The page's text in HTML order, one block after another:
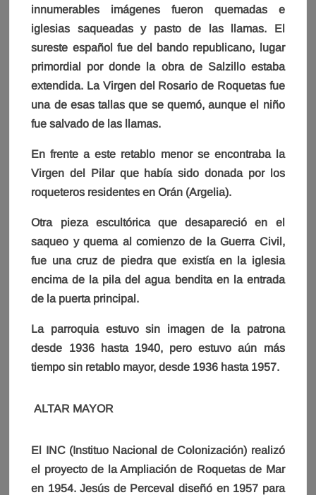
innumerables imágenes fueron quemadas e
iglesias saqueadas y pasto de las llamas. El
sureste español fue del bando republicano, lugar
primordial por donde la obra de Salzillo estaba
extendida. La Virgen del Rosario de Roquetas fue
una de esas tallas que se quemó, aunque el niño
fue salvado de las llamas.
En frente a este retablo menor se encontraba la
Virgen del Pilar que había sido donada por los
roqueteros residentes en Orán (Argelia).
Otra pieza escultórica que desapareció en el
saqueo y quema al comienzo de la Guerra Civil,
fue una cruz de piedra que existía en la iglesia
encima de la pila del agua bendita en la entrada
de la puerta principal.
La parroquia estuvo sin imagen de la patrona
desde 1936 hasta 1940, pero estuvo aún más
tiempo sin retablo mayor, desde 1936 hasta 1957.
ALTAR MAYOR
El INC (Instituo Nacional de Colonización) realizó
el proyecto de la Ampliación de Roquetas de Mar
en 1954. Jesús de Perceval diseñó en 1957 para